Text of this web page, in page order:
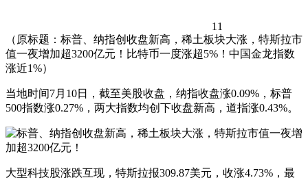
11
（原标题：标普、纳指创收盘新高，稀土板块大涨，特斯拉市
值一夜增加超3200亿元！比特币一度涨超5%！中国金龙指数
涨近1%）
当地时间7月10日，截至美股收盘，纳指收盘涨0.09%，标普
500指数涨0.27%，两大指数均创下收盘新高，道指涨0.43%。
大型科技股涨跌互现，特斯拉报309.87美元，收涨4.73%，最